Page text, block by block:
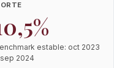
estable: oct 2023
2024